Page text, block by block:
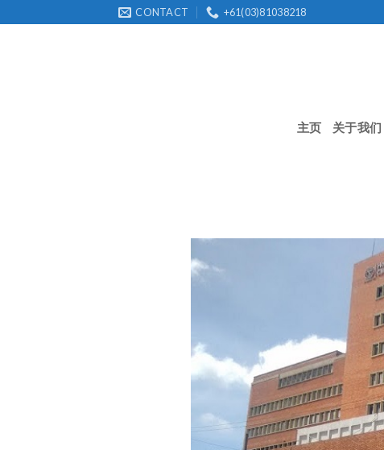
to
CONTACT +61(03)81038218
主页 关于我们